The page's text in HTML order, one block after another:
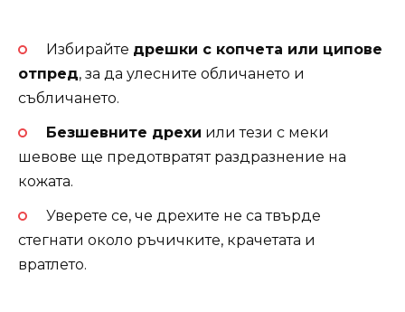
Избирайте дрешки с копчета или ципове
отпред, за да улесните обличането и
събличането.
Безшевните дрехи или тези с меки
шевове ще предотвратят раздразнение на
кожата.
Уверете се, че дрехите не са твърде
стегнати около ръчичките, крачетата и
вратлето.